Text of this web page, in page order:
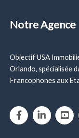
Notre Agence
Objectif USA
Orlando, spécialisée
Francophones aux